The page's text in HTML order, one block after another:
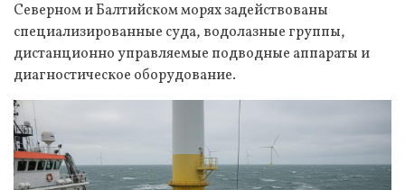
Северном и Балтийском морях задействованы
специализированные суда, водолазные группы,
дистанционно управляемые подводные аппараты и
диагностическое оборудование.